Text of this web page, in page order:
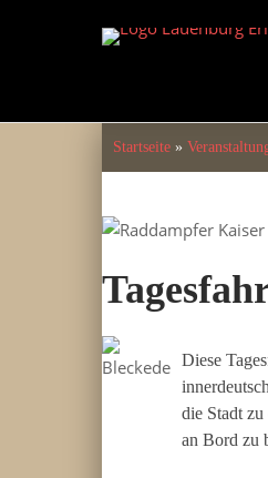
Startseite »
Diese
die Stadt
an Bord zu